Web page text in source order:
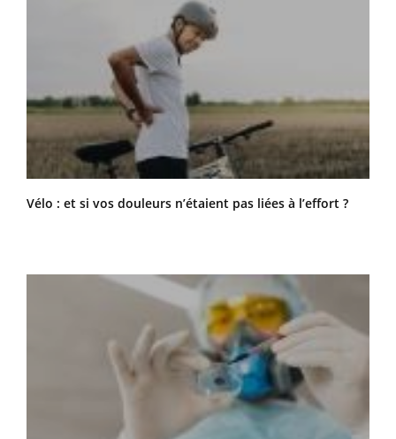
Vélo : et si vos douleurs n’étaient pas liées à l’effort ?